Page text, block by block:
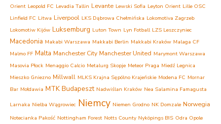
Orient Leopold FC Levadia Tallin Levante Lewski Sofia Leyton Orient Lille OSC
Linfield FC Litwa Liverpool LKS Dąbrowa Chełmińska Lokomotiva Zagrzeb
Lokomotiw Kijów Luksemburg Luton Town Lyn Fotball LZS Leszczyniec
Macedonia Makabi Warszawa Makkabi Berlin Makkabi Kraków Malaga CF
Malmo FF Malta Manchester City Manchester United Marymont Warszawa
Masovia Płock Menaggio Calcio Metalurg Skopje Meteor Praga Miedź Legnica
Mieszko Gniezno Millwall MLKS Krajna Sępólno Krajeńskie Modena FC Mornar
Bar Mołdawia MTK Budapeszt Nadwiślan Kraków Nea Salamina Famagusta
Larnaka Nielba Wągrowiec Niemcy Niemen Grodno NK Domzale Norwegia
Notecianka Pakość Nottingham Forest Notts County Nyköpings BIS Odra Opole